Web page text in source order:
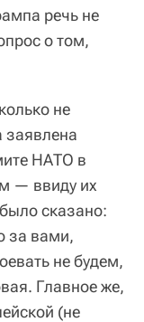
речь не
о том,
не
заявлена
НАТО в
— ввиду их
сказано:
за вами,
не будем,
Главное же,
(не